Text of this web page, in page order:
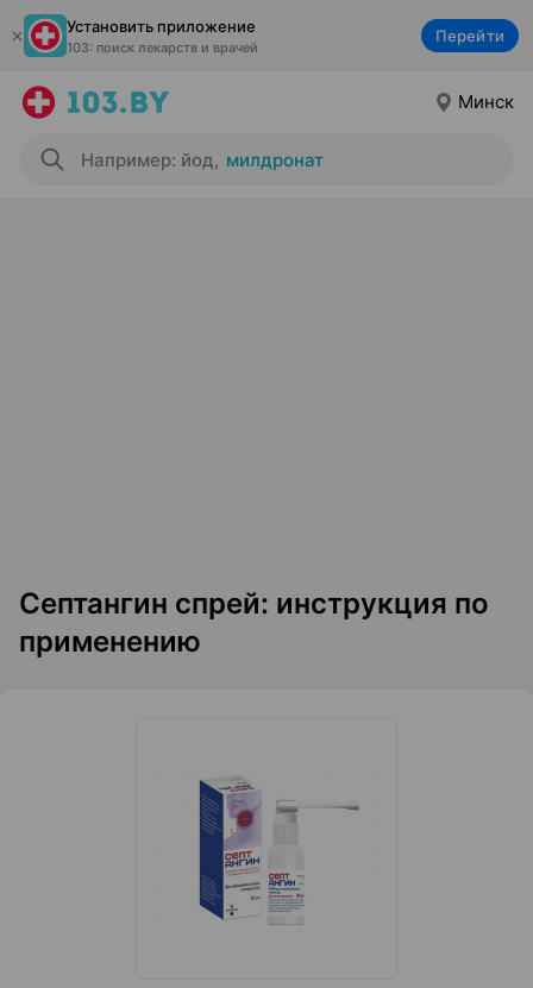
Установить приложение
103: поиск лекарств и врачей
Перейти
Минск
Например: йод, милдронат
Септангин спрей: инструкция по
применению